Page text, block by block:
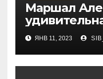
Маршал
интересные
уникальная
и
ЯНВ 11, 2023